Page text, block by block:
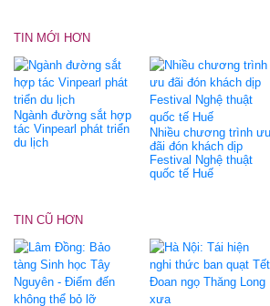
TIN MỚI HƠN
Ngành đường sắt hợp
tác Vinpearl phát triển
du lịch
Nhiều chương trình ưu
đãi đón khách dịp
Festival Nghệ thuật
quốc tế Huế
TIN CŨ HƠN